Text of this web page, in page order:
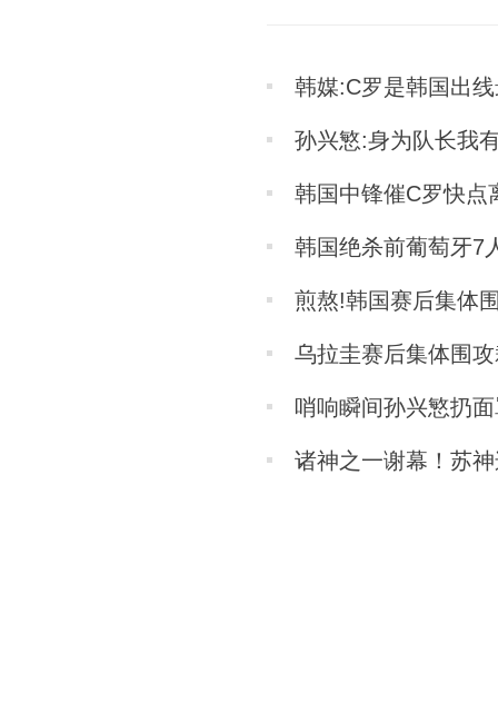
韩媒:C罗是韩国出
孙兴慜:身为队长我
韩国中锋催C罗快点
韩国绝杀前葡萄牙7
煎熬!韩国赛后集体
乌拉圭赛后集体围
哨响瞬间孙兴慜扔
诸神之一谢幕！苏